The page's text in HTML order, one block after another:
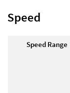
Speed
Speed Range